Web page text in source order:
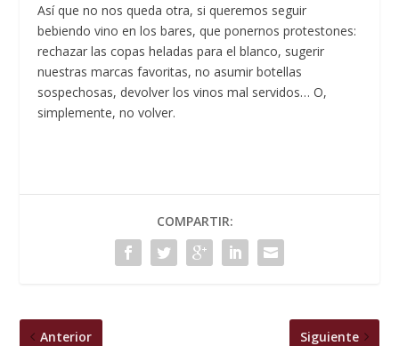
Así que no nos queda otra, si queremos seguir
bebiendo vino en los bares, que ponernos protestones:
rechazar las copas heladas para el blanco, sugerir
nuestras marcas favoritas, no asumir botellas
sospechosas, devolver los vinos mal servidos… O,
simplemente, no volver.
COMPARTIR:
Anterior Siguiente